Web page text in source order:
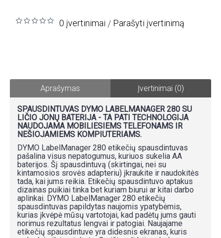
0 įvertinimai / Parašyti įvertinimą
Aprašymas Įvertinimai (0)
SPAUSDINTUVAS DYMO LABELMANAGER 280 SU
LIČIO JONŲ BATERIJA - TA PATI TECHNOLOGIJA
NAUDOJAMA MOBILIESIEMS TELEFONAMS IR
NEŠIOJAMIEMS KOMPIUTERIAMS.
DYMO LabelManager 280 etikečių spausdintuvas
pašalina visus nepatogumus, kuriuos sukelia AA
baterijos. Šį spausdintuvą (skirtingai, nei su
kintamosios srovės adapteriu) įkraukite ir naudokitės
tada, kai jums reikia. Etikečių spausdintuvo aptakus
dizainas puikiai tinka bet kuriam biurui ar kitai darbo
aplinkai. DYMO LabelManager 280 etikečių
spausdintuvas papildytas naujomis ypatybėmis,
kurias įkvėpė mūsų vartotojai, kad padėtų jums gauti
norimus rezultatus lengvai ir patogiai. Naujajame
etikečių spausdintuve yra didesnis ekranas, kuris